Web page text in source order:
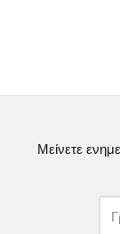
k
Μείνετε